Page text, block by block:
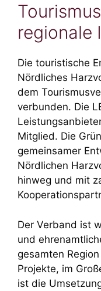
regionale
Die touristische
Nördliches
dem
verbunden. Die
Mitglied. Die
gemeinsamer
Nördlichen
hinweg und mit
Der Verband ist
und
gesamten
Projekte, im
ist die